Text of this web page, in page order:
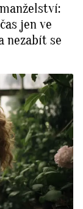
jen ve
nezabít se